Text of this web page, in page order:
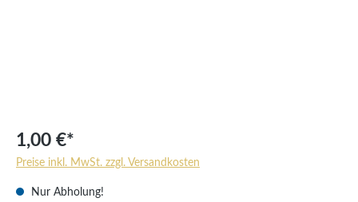
1,00 €*
Preise inkl. MwSt. zzgl. Versandkosten
Nur Abholung!